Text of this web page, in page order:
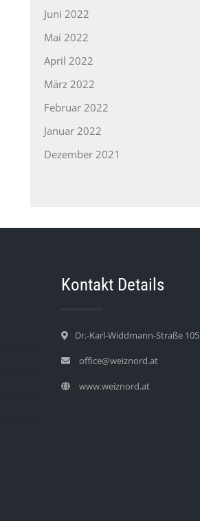
Juni 2022
Mai 2022
April 2022
März 2022
Februar 2022
Januar 2022
Dezember 2021
Kontakt Details
Dr.-Karl-Widdmann-Straße 105
office@weiznord.at
www.weiznord.at